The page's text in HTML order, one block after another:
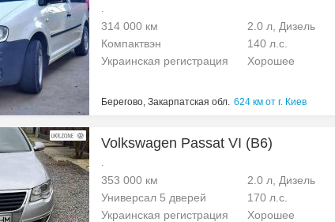
.
314 000 км 2.0 л, Дизель
Компактвэн
140 л.с.
Украинская регистрация
Хорошее
Берегово, Закарпатская обл. 624 км от г. Киев
Volkswagen Passat VI (B6)
.
353 000 км 2.0 л, Дизель
Универсал 5 дверей
170 л.с.
Украинская регистрация
Хорошее